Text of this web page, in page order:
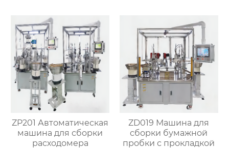
ZP201 Автоматическая
машина для сборки
расходомера
ZD019 Машина для
сборки бумажной
пробки с прокладкой